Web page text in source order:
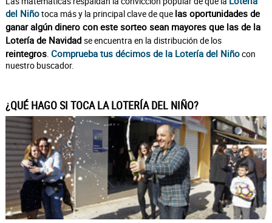
del Niñotoca más y la principal clave de que las oportunidades de
ganar algún dinero con este sorteo sean mayores que las de la
Lotería de Navidad se encuentra en la distribución de los
reintegros. Comprueba tus décimos de la Lotería del Niñocon
nuestro buscador.
¿QUÉ HAGO SI TOCA LA LOTERÍA DEL NIÑO?